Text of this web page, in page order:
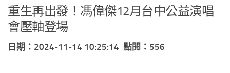
重生再出發！馮偉傑12月台中公益演唱
會壓軸登場
日期：2024-11-14 10:25:14 點閱：556